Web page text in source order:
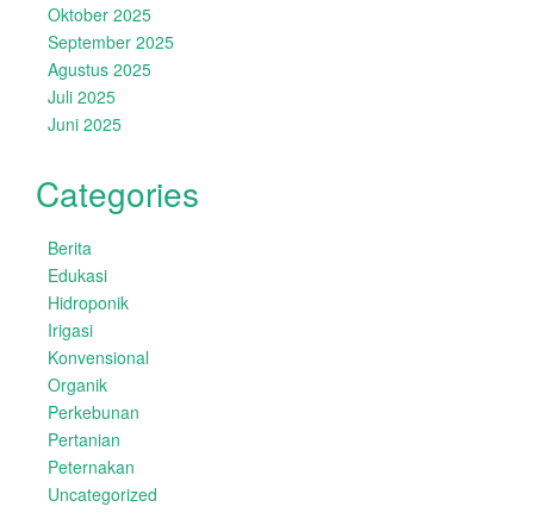
Oktober 2025
September 2025
Agustus 2025
Juli 2025
Juni 2025
Categories
Berita
Edukasi
Hidroponik
Irigasi
Konvensional
Organik
Perkebunan
Pertanian
Peternakan
Uncategorized